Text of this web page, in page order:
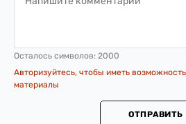
Осталось символов: 2000
Авторизуйтесь, чтобы иметь
материалы
ОТПРАВИТЬ